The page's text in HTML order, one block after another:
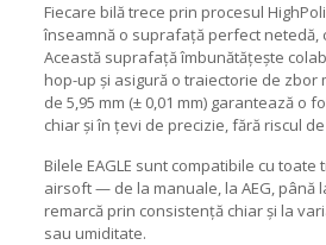
Fiecare bilă trece prin procesul
înseamnă o suprafață perfect netedă,
Această suprafață îmbunătățește
hop-up și asigură o traiectorie de zbor
de 5,95 mm (± 0,01 mm) garantează o
chiar și în țevi de precizie, fără riscul
Bilele EAGLE sunt compatibile cu toate
airsoft — de la manuale, la AEG, până
remarcă prin consistență chiar și la
sau umiditate.